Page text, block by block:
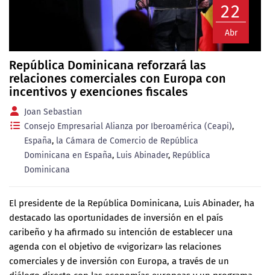
22
Abr
República Dominicana reforzará las
relaciones comerciales con Europa con
incentivos y exenciones fiscales
Joan Sebastian
Consejo Empresarial Alianza por Iberoamérica (Ceapi),
España, la Cámara de Comercio de República
Dominicana en España, Luis Abinader, República
Dominicana
El presidente de la República Dominicana, Luis Abinader, ha
destacado las oportunidades de inversión en el país
caribeño y ha afirmado su intención de establecer una
agenda con el objetivo de «vigorizar» las relaciones
comerciales y de inversión con Europa, a través de un